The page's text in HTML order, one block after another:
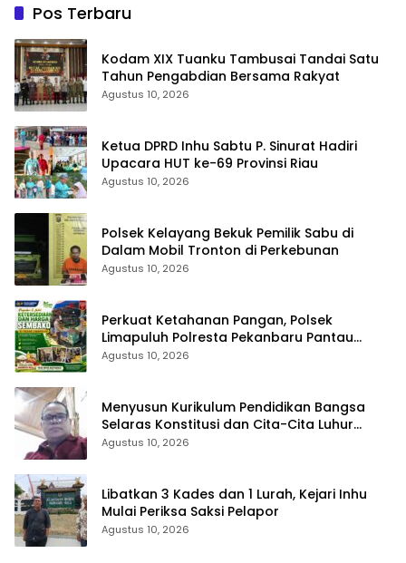
Pos Terbaru
Kodam XIX Tuanku Tambusai Tandai Satu
Tahun Pengabdian Bersama Rakyat
Agustus 10, 2026
Ketua DPRD Inhu Sabtu P. Sinurat Hadiri
Upacara HUT ke-69 Provinsi Riau
Agustus 10, 2026
Polsek Kelayang Bekuk Pemilik Sabu di
Dalam Mobil Tronton di Perkebunan
Agustus 10, 2026
Perkuat Ketahanan Pangan, Polsek
Limapuluh Polresta Pekanbaru Pantau
Harga Sembako di Pasar
Agustus 10, 2026
Menyusun Kurikulum Pendidikan Bangsa
Selaras Konstitusi dan Cita-Cita Luhur
Bangsa
Agustus 10, 2026
Libatkan 3 Kades dan 1 Lurah, Kejari Inhu
Mulai Periksa Saksi Pelapor
Agustus 10, 2026